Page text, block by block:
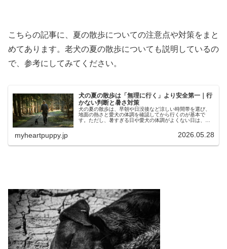
こちらの記事に、夏の散歩についての注意点や対策をまと
めてあります。老犬の夏の散歩についても説明しているの
で、参考にしてみてください。
犬の夏の散歩は「無理に行く」より安全第一｜行
かない判断と暑さ対策
犬の夏の散歩は、早朝や日没後など涼しい時間帯を選び、
地面の熱さと愛犬の体調を確認してから行くのが基本で
す。ただし、暑すぎる日や愛犬の体調がよくない日は、散
myheartpuppy.jp 2026.05.28